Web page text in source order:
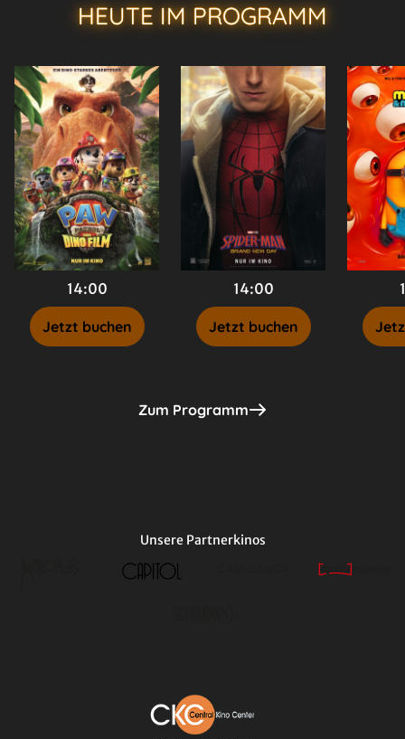
HEUTE IM PROGRAMM
14:00
Jetzt buchen
14:00
Jetzt buchen
Zum Programm
Unsere Partnerkinos